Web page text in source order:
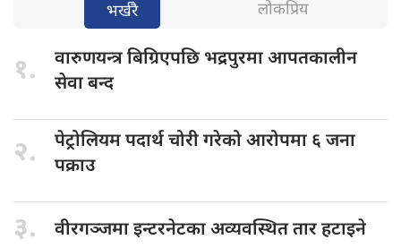
भर्खरै लोकप्रिय
१. वारुणयन्त्र बिग्रिएपछि भद्रपुरमा आपतकालीन
सेवा बन्द
२. पेट्रोलियम पदार्थचोरी गरेको आरोपमा ६ जना
पक्राउ
३. वीरगञ्जमा इन्टरनेटकाअव्यवस्थित तार हटाइने